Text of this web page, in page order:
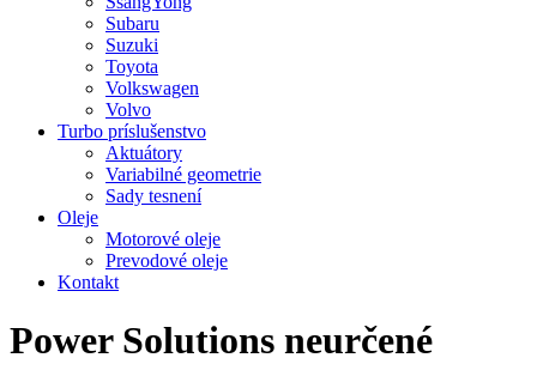
Subaru
Suzuki
Toyota
Volkswagen
Volvo
Turbo príslušenstvo
Aktuátory
Variabilné geometrie
Sady tesnení
Oleje
Motorové oleje
Prevodové oleje
Kontakt
Power Solutions neurčené